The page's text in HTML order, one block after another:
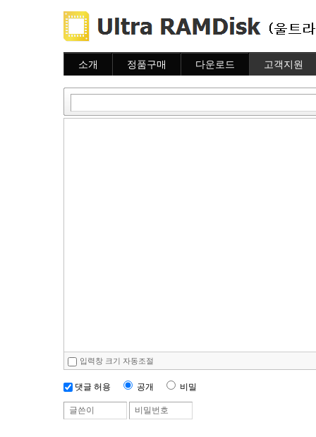
소개 정품구매
주문조회
이용안내
다운로드 고객지원
자주묻는질문
질문하기
입력창 크기 자동조절
댓글 허용 공개 비밀
글쓴이 비밀번호